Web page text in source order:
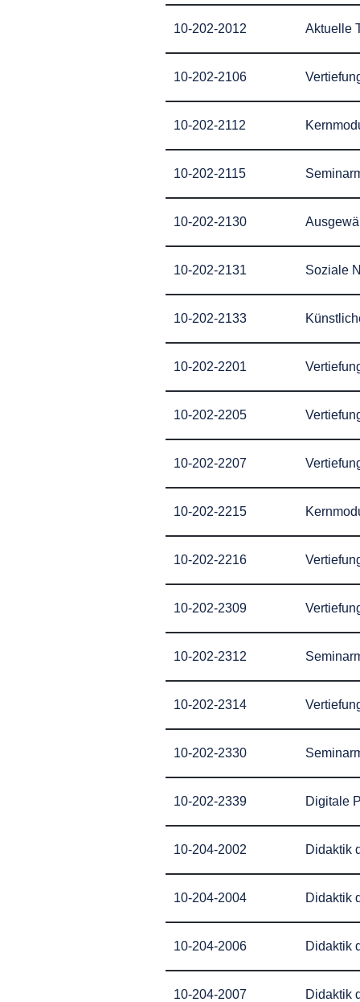
10-202-2012 Aktuelle
10-202-2106
10-202-2112
10-202-2115
10-202-2130
10-202-2131 Soziale
10-202-2133
10-202-2201
10-202-2205
10-202-2207
10-202-2215
10-202-2216
10-202-2309
10-202-2312
10-202-2314
10-202-2330
10-202-2339 Digitale
10-204-2002 Didaktik
10-204-2004 Didaktik
10-204-2006 Didaktik
10-204-2007 Didaktik